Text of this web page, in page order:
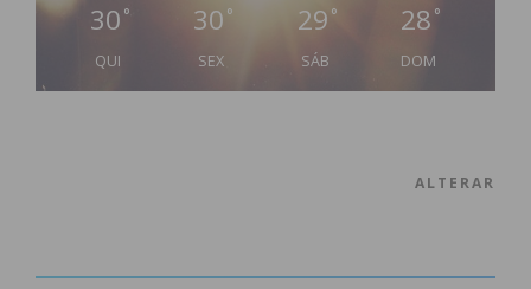
30 °
QUI
30 °
SEX
29 °
SÁB
28 °
DOM
ALTERAR